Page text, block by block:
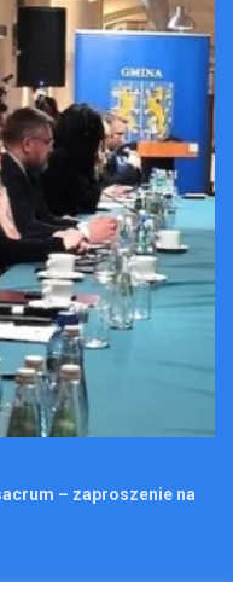
– zaproszenie na